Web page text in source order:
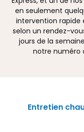
en seulement
intervention rapide
selon un rendez-
jours de la
notre numéro
Entretien